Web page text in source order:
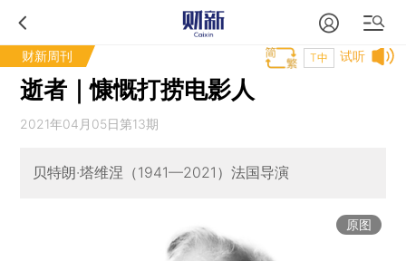
财新周刊 试听
T中
逝者｜慷慨打捞电影人
2021年04月05日第13期
贝特朗·塔维涅（1941—2021）法国导演
原图